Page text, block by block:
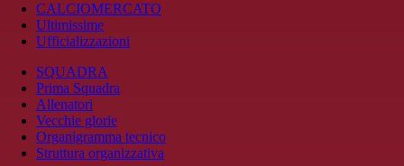
CALCIOMERCATO
Ultimissime
Ufficializzazioni
SQUADRA
Prima Squadra
Allenatori
Vecchie glorie
Organigramma tecnico
Struttura organizzativa